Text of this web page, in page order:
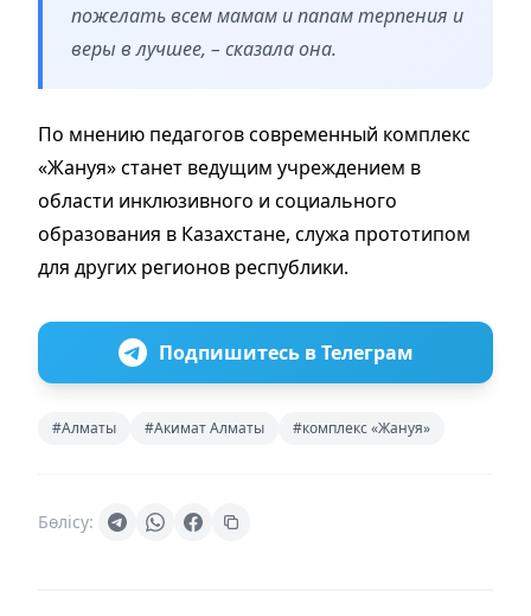
пожелать всем мамам и папам терпения и
веры в лучшее, – сказала она.
По мнению педагогов современный комплекс
«Жануя» станет ведущим учреждением в
области инклюзивного и социального
образования в Казахстане, служа прототипом
для других регионов республики.
Подпишитесь в Телеграм
#Алматы #Акимат Алматы #комплекс «Жануя»
Бөлісу: